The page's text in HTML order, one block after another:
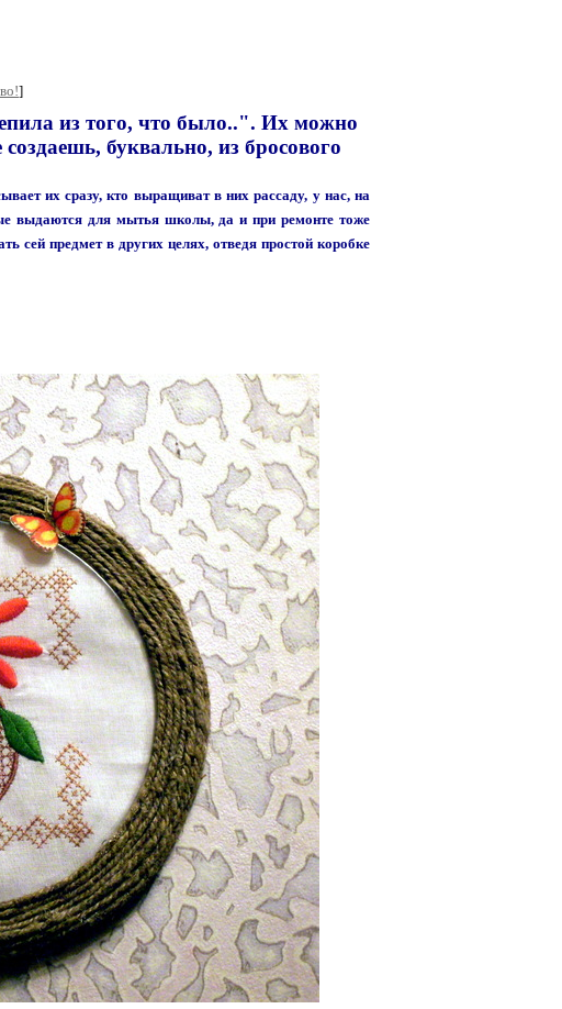
]
из того, что было..". Их можно
буквально, из бросового
их сразу, кто выращиват в них рассаду, у нас, на
выдаются для мытья школы, да и при ремонте тоже
сей предмет в других целях, отведя простой коробке